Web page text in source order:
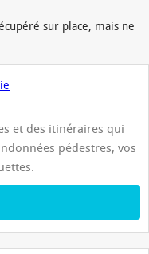
sur place, mais ne
et des itinéraires qui
pédestres, vos